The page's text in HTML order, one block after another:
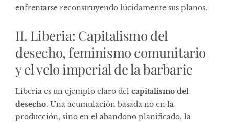
enfrentarse reconstruyendo lúcidamente sus planos.
II. Liberia: Capitalismo del
desecho, feminismo comunitario
y el velo imperial de la barbarie
Liberia es un ejemplo claro del capitalismo del
desecho. Una acumulación basada no en la
producción, sino en el abandono planificado, la